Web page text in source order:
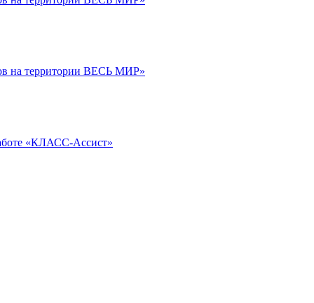
на территории ВЕСЬ МИР»
«КЛАСС-Ассист»